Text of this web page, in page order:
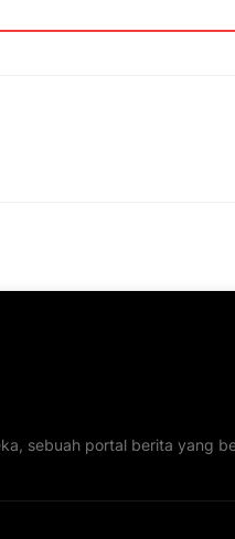
sebuah portal berita yang